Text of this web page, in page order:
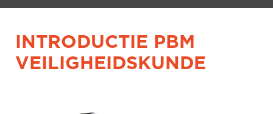
INTRODUCTIE PBM
VEILIGHEIDSKUNDE